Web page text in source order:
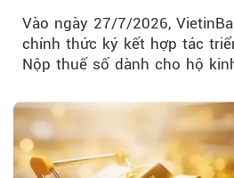
Vào ngày 27/7/2026,
chính thức ký kết hợp tác
Nộp thuế số dành cho hộ